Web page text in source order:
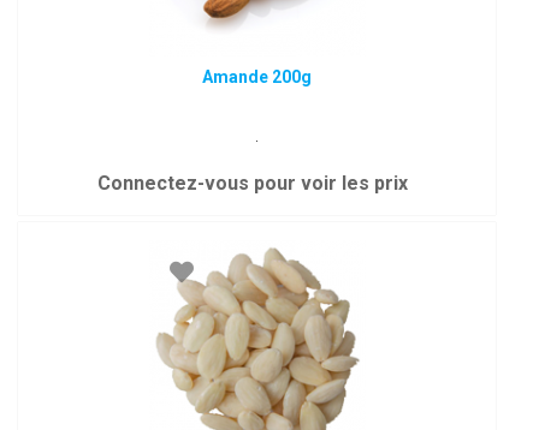
Amande 200g
.
Connectez-vous pour voir les prix